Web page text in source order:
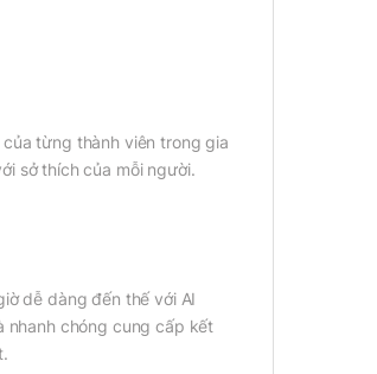
từng thành viên trong gia
sở thích của mỗi người.
dễ dàng đến thế với AI
nhanh chóng cung cấp kết